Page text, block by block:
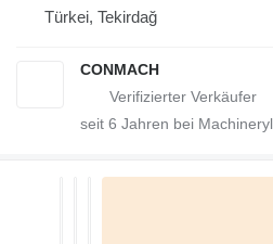
Türkei, Tekirdağ
CONMACH
seit 6 Jahren bei